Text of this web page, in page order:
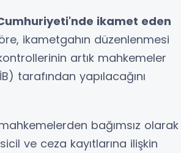
ikamet eden
ikametgahın düzenlenmesi
artık mahkemeler
tarafından yapılacağını
bağımsız olarak
ve ceza kayıtlarına ilişkin